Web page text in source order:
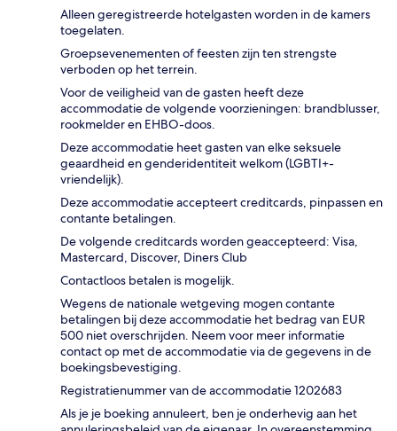
Alleen geregistreerde hotelgasten worden in de kamers
toegelaten.
Groepsevenementen of feesten zijn ten strengste
verboden op het terrein.
Voor de veiligheid van de gasten heeft deze
accommodatie de volgende voorzieningen: brandblusser,
rookmelder en EHBO-doos.
Deze accommodatie heet gasten van elke seksuele
geaardheid en genderidentiteit welkom (LGBTI+-
vriendelijk).
Deze accommodatie accepteert creditcards, pinpassen en
contante betalingen.
De volgende creditcards worden geaccepteerd: Visa,
Mastercard, Discover, Diners Club
Contactloos betalen is mogelijk.
Wegens de nationale wetgeving mogen contante
betalingen bij deze accommodatie het bedrag van EUR
500 niet overschrijden. Neem voor meer informatie
contact op met de accommodatie via de gegevens in de
boekingsbevestiging.
Registratienummer van de accommodatie 1202683
Als je je boeking annuleert, ben je onderhevig aan het